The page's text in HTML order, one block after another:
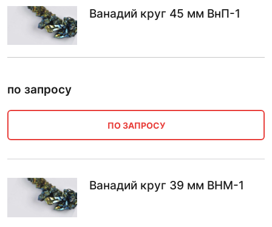
Ванадий круг 45 мм ВнП-1
по запросу
ПО ЗАПРОСУ
Ванадий круг 39 мм ВНМ-1